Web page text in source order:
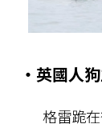
‧英國人
格雷跪